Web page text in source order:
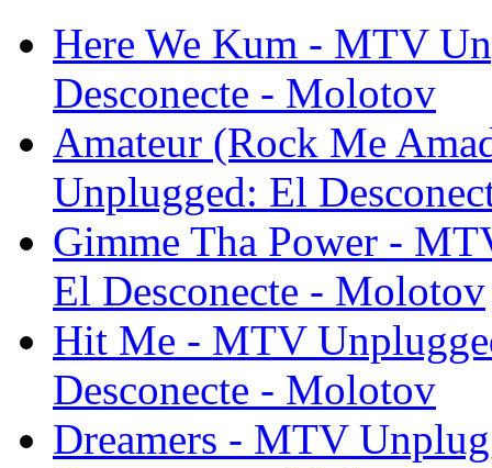
Here We Kum - MTV
Desconecte - Molotov
Amateur (Rock Me
Unplugged: El
Gimme Tha Power -
El Desconecte - Molotov
Hit Me - MTV
Desconecte - Molotov
Dreamers - MTV